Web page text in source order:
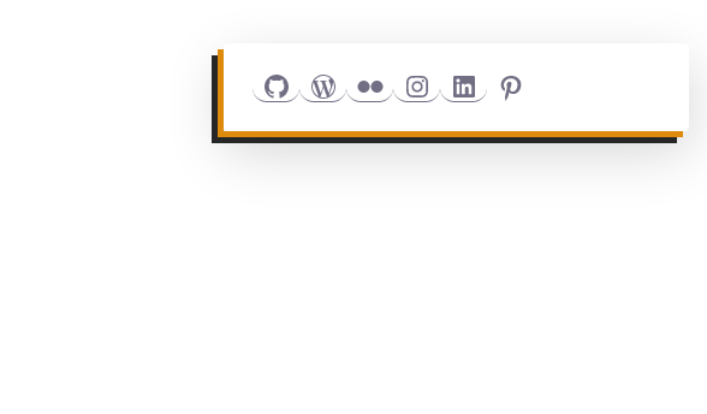
GithubWordPress
FlickrInstagram
LinkedInPinterest